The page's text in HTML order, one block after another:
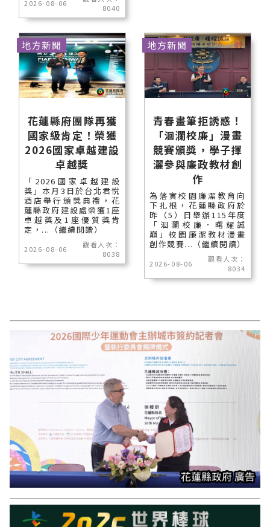
2026-08-06
8040
花蓮縣府團隊再獲
國家級肯定！榮獲
2026國家卓越建設
卓越獎
「2026國家卓越建設
獎」本月3日於台北君悅
酒店舉行頒獎典禮，花
蓮縣政府建設處榮獲1座
卓越獎及1座優質獎肯
定，...（繼續閱讀）
2026-08-06
觀看人次：
8038
地方新聞
青春畫筆拒誘惑！
「洄瀾校廉」漫畫
競賽頒獎，學子揮
灑參與廉政教材創
作
為落實校園廉潔教育向
下扎根，花蓮縣政府於
昨（5）日舉辦115年度
「洄瀾校廉．曙耀誠
巔」校園廉潔教材漫畫
創作競賽...（繼續閱讀）
2026-08-06
觀看人次：
8034
地方新聞